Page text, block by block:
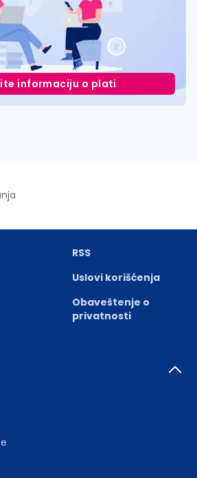
informaciju o plati
RSS
Uslovi korišćenja
Obaveštenje o
privatnosti